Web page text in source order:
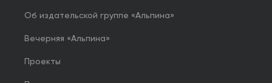
Об издательской группе «Альпина»
Вечерняя «Альпина»
Проекты